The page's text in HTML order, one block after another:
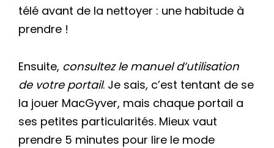
télé avant de la nettoyer : une habitude à
prendre !
Ensuite, consultez le manuel d’utilisation
de votre portail. Je sais, c’est tentant de se
la jouer MacGyver, mais chaque portail a
ses petites particularités. Mieux vaut
prendre 5 minutes pour lire le mode